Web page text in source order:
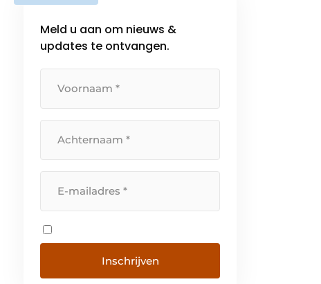
Meld u aan om nieuws &
updates te ontvangen.